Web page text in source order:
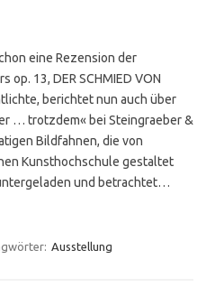
eine Rezension der
13, DER SCHMIED VON
berichtet nun auch über
… trotzdem« bei Steingraeber &
Bildfahnen, die von
Kunsthochschule gestaltet
und betrachtet…
Ausstellung